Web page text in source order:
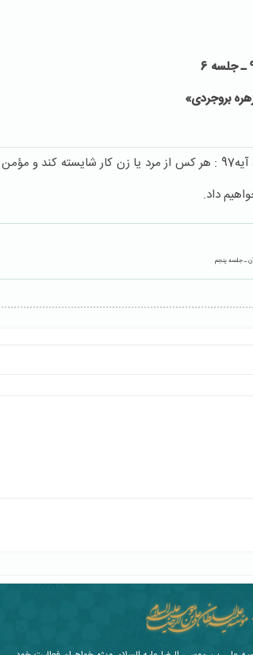
بروجردی»
سوره مبارکه نحل ، آیه97 : هر كس از مرد يا زن كار
داد.
ـ جلسه پنجم